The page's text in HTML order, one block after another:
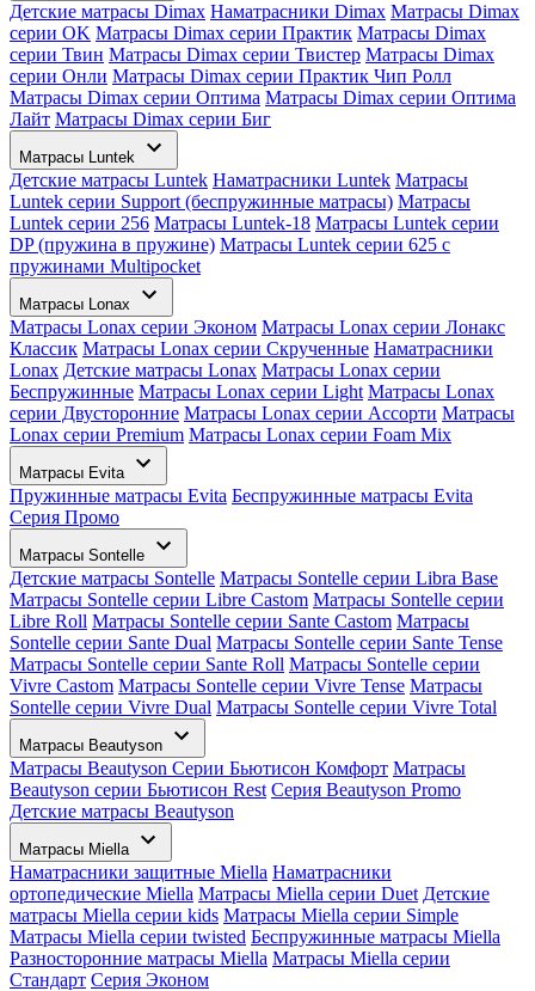
Детские матрасы Dimax Наматрасники Dimax Матрасы Dimax
серии OK Матрасы Dimax серии Практик Матрасы Dimax
серии Твин Матрасы Dimax серии Твистер Матрасы Dimax
серии Онли Матрасы Dimax серии Практик Чип Ролл
Матрасы Dimax серии Оптима Матрасы Dimax серии Оптима
Лайт Матрасы Dimax серии Биг
Матрасы Luntek
Детские матрасы Luntek Наматрасники Luntek Матрасы
Luntek серии Support (беспружинные матрасы) Матрасы
Luntek серии 256 Матрасы Luntek-18 Матрасы Luntek серии
DP (пружина в пружине) Матрасы Luntek серии 625 с
пружинами Multipocket
Матрасы Lonax
Матрасы Lonax серии Эконом Матрасы Lonax серии Лонакс
Классик Матрасы Lonax серии Скрученные Наматрасники
Lonax Детские матрасы Lonax Матрасы Lonax серии
Беспружинные Матрасы Lonax серии Light Матрасы Lonax
серии Двусторонние Матрасы Lonax серии Ассорти Матрасы
Lonax серии Premium Матрасы Lonax серии Foam Mix
Матрасы Evita
Пружинные матрасы Evita Беспружинные матрасы Evita
Серия Промо
Матрасы Sontelle
Детские матрасы Sontelle Матрасы Sontelle серии Libra Base
Матрасы Sontelle серии Libre Castom Матрасы Sontelle серии
Libre Roll Матрасы Sontelle серии Sante Castom Матрасы
Sontelle серии Sante Dual Матрасы Sontelle серии Sante Tense
Матрасы Sontelle серии Sante Roll Матрасы Sontelle серии
Vivre Castom Матрасы Sontelle серии Vivre Tense Матрасы
Sontelle серии Vivre Dual Матрасы Sontelle серии Vivre Total
Матрасы Beautyson
Матрасы Beautyson Серии Бьютисон Комфорт Матрасы
Beautyson серии Бьютисон Rest Серия Beautyson Promo
Детские матрасы Beautyson
Матрасы Miella
Наматрасники защитные Miella Наматрасники
ортопедические Miella Матрасы Miella серии Duet Детские
матрасы Miella серии kids Матрасы Miella серии Simple
Матрасы Miella серии twisted Беспружинные матрасы Miella
Разносторонние матрасы Miella Матрасы Miella серии
Стандарт Серия Эконом